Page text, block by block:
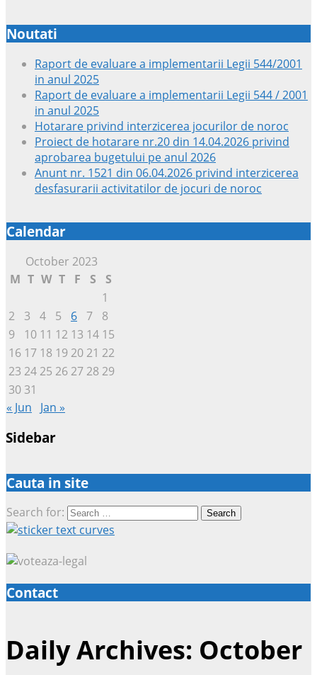
Noutati
Raport de evaluare a implementarii Legii 544/2001
in anul 2025
Raport de evaluare a implementarii Legii 544 / 2001
in anul 2025
Hotarare privind interzicerea jocurilor de noroc
Proiect de hotarare nr.20 din 14.04.2026 privind
aprobarea bugetului pe anul 2026
Anunt nr. 1521 din 06.04.2026 privind interzicerea
desfasurarii activitatilor de jocuri de noroc
Calendar
October 2023
M T W T F S
S
1
2
3 4 5 6 7
8
9
10 11 12 13 14 15
16 17 18 19 20 21 22
23 24 25 26 27 28 29
30 31
« Jun
Jan »
Sidebar
Cauta in site
Search for:
Contact
Daily Archives: October